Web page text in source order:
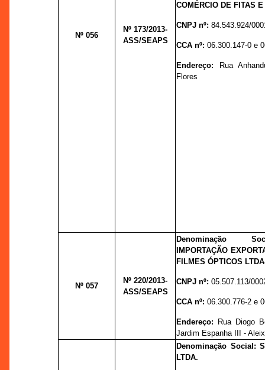
Nº 056
Nº 173/2013-
ASS/SEAPS
COMÉRCIO DE FITAS
CNPJ nº:84.543.924/
CCA nº:06.300.147-0 e
Endereço:
Rua
Flores
Nº 057
Nº 220/2013-
ASS/SEAPS
Denominação
IMPORTAÇÃO
FILMES ÓPTICOS
CNPJ nº:05.507.113/
CCA nº:06.300.776-2 e
Endereço:
Rua Diogo
Jardim Espanha III -
Denominação Social:
LTDA.